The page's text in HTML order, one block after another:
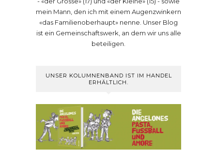
mein Mann, den ich mit einem Augenzwinkern
«das Familienoberhaupt» nenne. Unser Blog
ist ein Gemeinschaftswerk, an dem wir uns alle
beteiligen.
UNSER KOLUMNENBAND IST IM HANDEL
ERHÄLTLICH.